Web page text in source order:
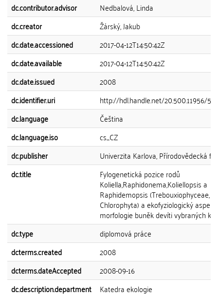
dc.contributor.advisor
Nedbalová, Linda
dc.creator
Žárský, Jakub
dc.date.accessioned
2017-04-12T14:50:42Z
dc.date.available
2017-04-12T14:50:42Z
dc.date.issued
2008
dc.identifier.uri
http://hdl.handle.net/20.500.11956/
dc.language
Čeština
dc.language.iso
cs_CZ
dc.publisher
Univerzita Karlova, Přírodovědecká
dc.title
Fylogenetická pozice rodů
Koliella,Raphidonema,Koliellopsis a
Raphidemopsis (Trebouxiophyceae,
Chlorophyta) a ekofyziologický aspekt
morfologie buněk devíti vybraných
dc.type
diplomová práce
dcterms.created
2008
dcterms.dateAccepted
2008-09-16
dc.description.department
Katedra ekologie